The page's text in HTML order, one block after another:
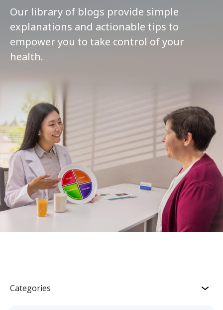
Our library of blogs provide simple
explanations and actionable tips to
empower you to take control of your
health.
Categories